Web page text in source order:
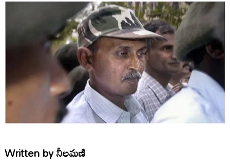
Written byనీల‌మ‌ణి